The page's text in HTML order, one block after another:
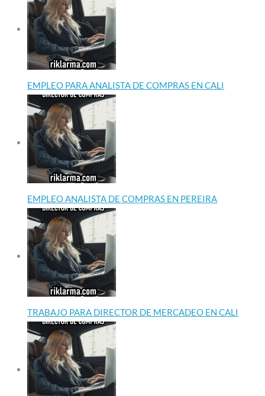
EMPLEO PARA ANALISTA DE COMPRAS EN CALI
EMPLEO ANALISTA DE COMPRAS EN PEREIRA
TRABAJO PARA DIRECTOR DE MERCADEO EN CALI